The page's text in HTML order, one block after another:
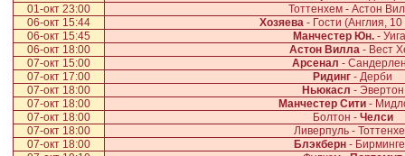
01-окт 23:00
Тоттенхем - Астон
06-окт 15:44
Хозяева - Гости (Англия,
06-окт 15:45
Манчестер Юн. -
06-окт 18:00
Астон Вилла- Вест
07-окт 15:00
Арсенал -
07-окт 17:00
Ридинг - Дерби
07-окт 18:00
Ньюкасл - Эвертон
07-окт 18:00
Манчестер Сити-
07-окт 18:00
Болтон - Челси
07-окт 18:00
Ливерпуль -
07-окт 18:00
Блэкберн-